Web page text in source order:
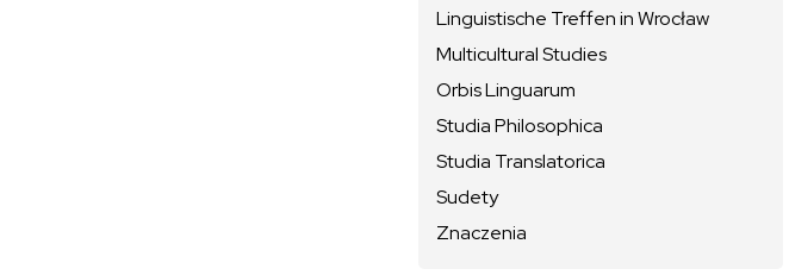
Linguistische Treffen in Wrocław
Multicultural Studies
Orbis Linguarum
Studia Philosophica
Studia Translatorica
Sudety
Znaczenia